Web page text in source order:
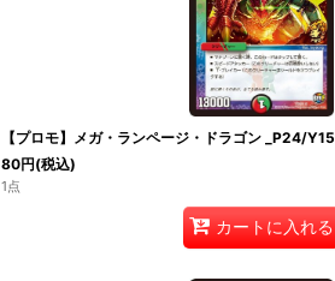
【プロモ】メガ・ランページ・ドラゴン _P24/Y15
80円(税込)
1点
カートに入れる